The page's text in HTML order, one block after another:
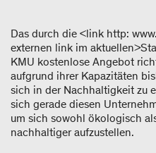
Das durch die <link http:
externen link im
KMU kostenlose Angebot
aufgrund ihrer Kapazitäten
sich in der Nachhaltigkeit zu
sich gerade diesen
um sich sowohl ökologisch
nachhaltiger aufzustellen.